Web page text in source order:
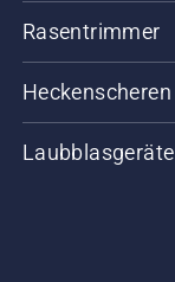
Rasentrimmer
Heckenscheren
Laubblasgeräte